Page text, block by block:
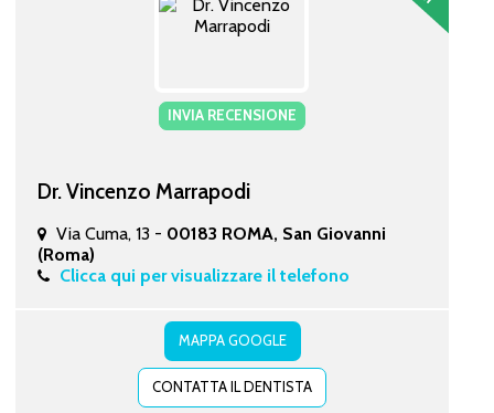
INVIA RECENSIONE
Dr. Vincenzo Marrapodi
Via Cuma, 13 - 00183 ROMA, San Giovanni
(Roma)
Clicca qui per visualizzare il telefono
MAPPA GOOGLE
CONTATTA IL DENTISTA